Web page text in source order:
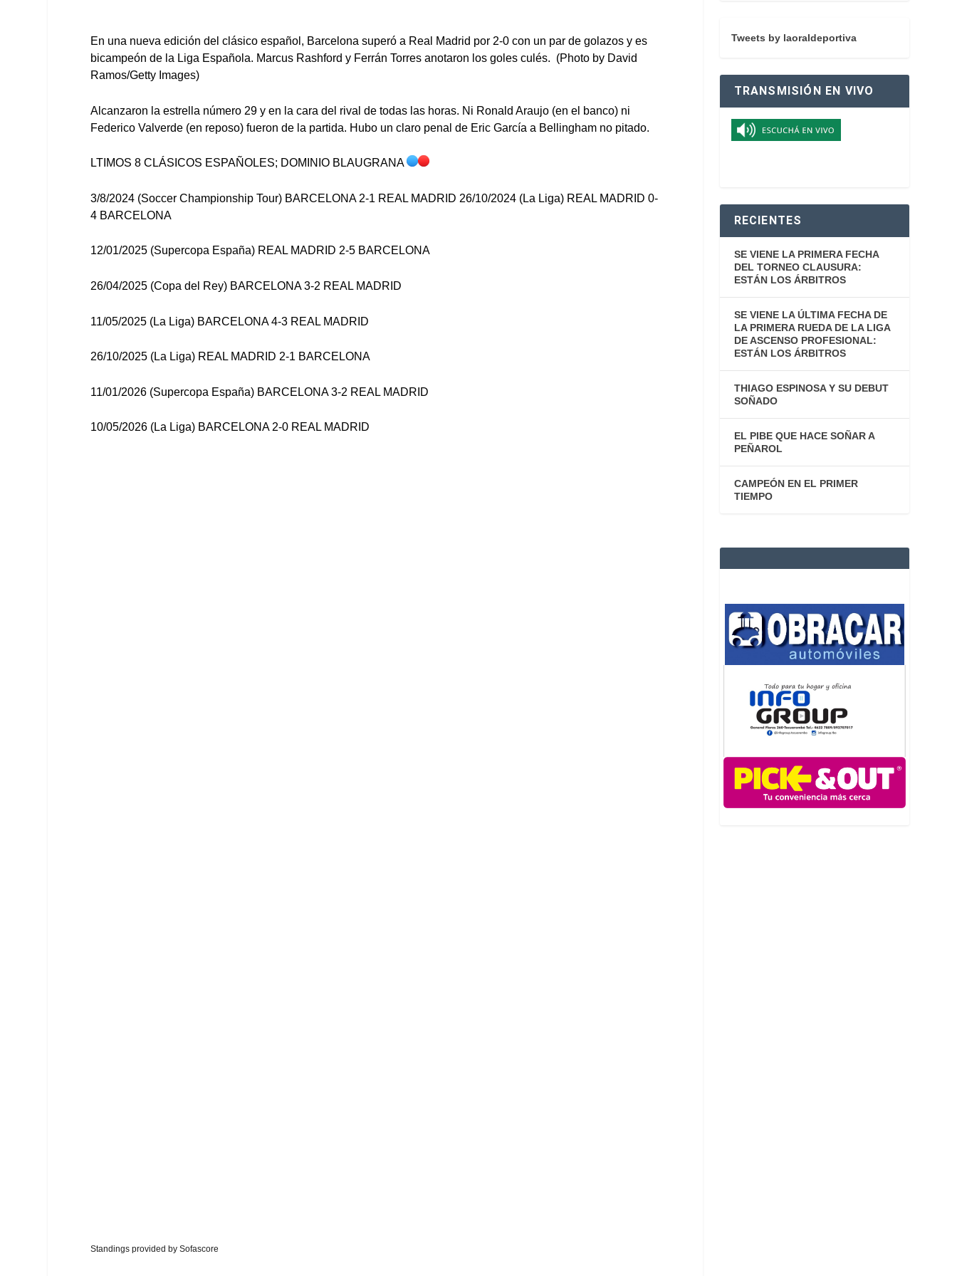
En una nueva edición del clásico español, Barcelona superó a Real Madrid por 2-0 con un par de golazos y es
bicampeón de la Liga Española. Marcus Rashford y Ferrán Torres anotaron los goles culés. (Photo by David
Ramos/Getty Images)
Alcanzaron la estrella número 29 y en la cara del rival de todas las horas. Ni Ronald Araujo (en el banco) ni
Federico Valverde (en reposo) fueron de la partida. Hubo un claro penal de Eric García a Bellingham no pitado.
LTIMOS 8 CLÁSICOS ESPAÑOLES; DOMINIO BLAUGRANA
3/8/2024 (Soccer Championship Tour) BARCELONA 2-1 REAL MADRID 26/10/2024 (La Liga) REAL MADRID 0-
4 BARCELONA
12/01/2025 (Supercopa España) REAL MADRID 2-5 BARCELONA
26/04/2025 (Copa del Rey) BARCELONA 3-2 REAL MADRID
11/05/2025 (La Liga) BARCELONA 4-3 REAL MADRID
26/10/2025 (La Liga) REAL MADRID 2-1 BARCELONA
11/01/2026 (Supercopa España) BARCELONA 3-2 REAL MADRID
10/05/2026 (La Liga) BARCELONA 2-0 REAL MADRID
Standings provided bySofascore
Tweets by laoraldeportiva
TRANSMISIÓN EN VIVO
RECIENTES
SE VIENE LA PRIMERA FECHA
DEL TORNEO CLAUSURA:
ESTÁN LOS ÁRBITROS
SE VIENE LA ÚLTIMA FECHA DE
LA PRIMERA RUEDA DE LA LIGA
DE ASCENSO PROFESIONAL:
ESTÁN LOS ÁRBITROS
THIAGO ESPINOSA Y SU DEBUT
SOÑADO
EL PIBE QUE HACE SOÑAR A
PEÑAROL
CAMPEÓN EN EL PRIMER
TIEMPO